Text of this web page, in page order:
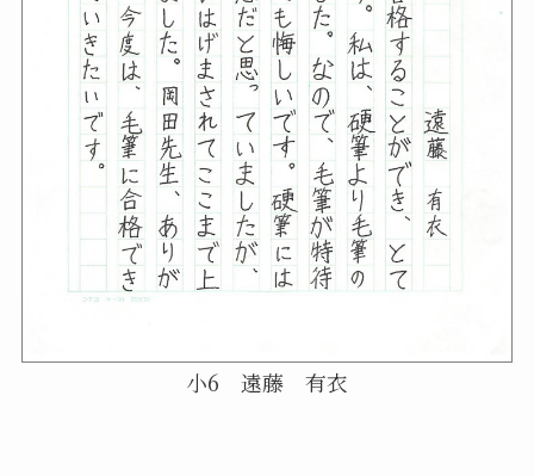
小6 遠藤 有衣